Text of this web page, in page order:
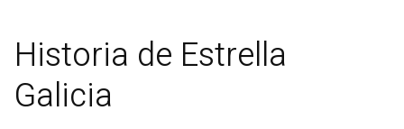
Historia de Estrella
Galicia